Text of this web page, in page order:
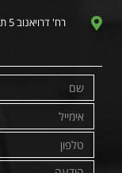
רח' דרויאנוב 5 ת"א